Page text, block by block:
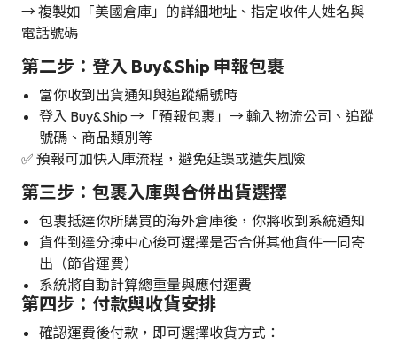
→ 複製如「美國倉庫」的詳細地址、指定收件人姓名與
電話號碼
第二步：登入 Buy&Ship 申報包裹
當你收到出貨通知與追蹤編號時
登入 Buy&Ship →「預報包裹」→ 輸入物流公司、追蹤
號碼、商品類別等
✅ 預報可加快入庫流程，避免延誤或遺失風險
第三步：包裹入庫與合併出貨選擇
包裹抵達你所購買的海外倉庫後，你將收到系統通知
貨件到達分揀中心後可選擇是否合併其他貨件一同寄
出（節省運費）
系統將自動計算總重量與應付運費
第四步：付款與收貨安排
確認運費後付款，即可選擇收貨方式：